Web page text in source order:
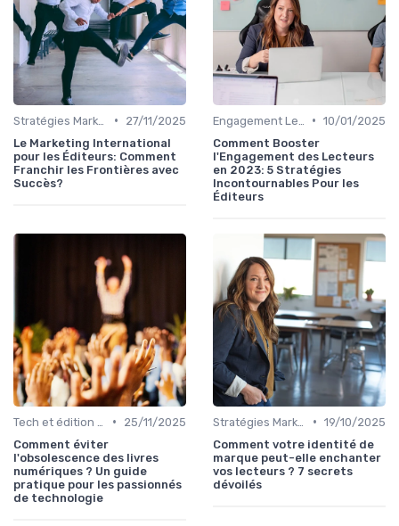
•
27/11/2025
Le Marketing International
pour les Éditeurs: Comment
Franchir les Frontières avec
Succès?
• 10/01/2025
Comment Booster
l'Engagement des Lecteurs
en 2023: 5 Stratégies
Incontournables Pour les
Éditeurs
•
25/11/2025
Comment éviter
l'obsolescence des livres
numériques ? Un guide
pratique pour les passionnés
de technologie
• 19/10/2025
Comment votre identité de
marque peut-elle enchanter
vos lecteurs ? 7 secrets
dévoilés